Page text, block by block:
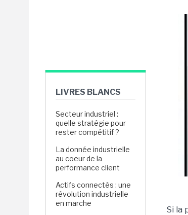
LIVRES BLANCS
Secteur industriel :
quelle stratégie pour
rester compétitif ?
La donnée industrielle
au coeur de la
performance client
Actifs connectés : une
révolution industrielle
en marche
Si la